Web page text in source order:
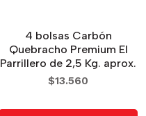
4 bolsas Carbón
Quebracho Premium El
Parrillero de 2,5 Kg. aprox.
$13.560